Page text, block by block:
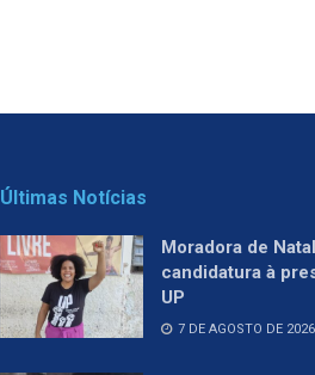
Últimas Notícias
Moradora de
candidatura à
UP
7 DE AGOSTO DE 2026